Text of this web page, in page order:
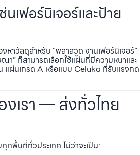
นเฟอร์นิเจอร์และป้าย
าวัสดุสำหรับ “พลาสวูด งานเฟอร์นิเจอร์”
า” ก็สามารถเลือกใช้แผ่นที่มีความหนาและ
แผ่นเกรด A หรือแบบ Celuka ที่รับแรงกด
เรา — ส่งทั่วไทย
กพื้นที่ทั่วประเทศ ไม่ว่าจะเป็น: